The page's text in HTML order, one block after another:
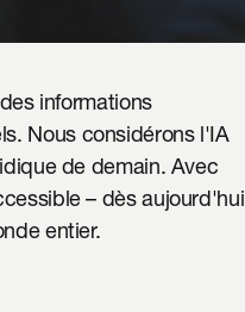
informations
Nous considérons l'IA
de demain. Avec
– dès aujourd'hui
entier.